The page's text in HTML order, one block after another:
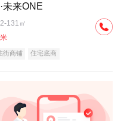
未来ONE
131㎡
街商铺 住宅底商